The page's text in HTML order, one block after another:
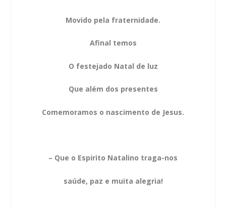
Movido pela fraternidade.
Afinal temos
O festejado Natal de luz
Que além dos presentes
Comemoramos o nascimento de Jesus.
– Que o Espirito Natalino traga-nos
saúde, paz e muita alegria!